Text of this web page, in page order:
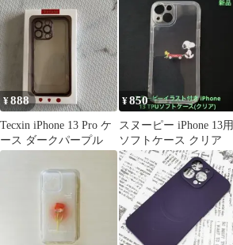
¥888
Tecxin iPhone 13 Pro ケ
ース ダークパープル
¥850
スヌーピー iPhone 13用
ソフトケース クリア